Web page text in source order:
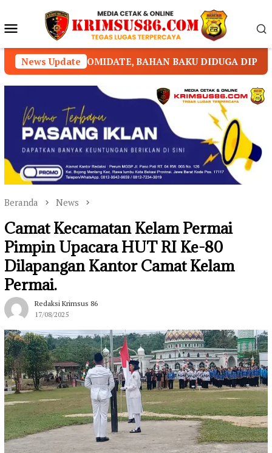
konten Menu
Mobile
News Update
BAHAN BAKU DIDUGA DIPASOK DARI KAMBOJA
Beranda News
Camat Kecamatan Kelam Permai
Pimpin Upacara HUT RI Ke-80
Dilapangan Kantor Camat Kelam
Permai.
Redaksi Krimsus 86
17/08/2025